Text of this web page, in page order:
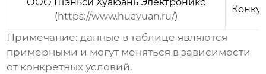
ООО Шэньси Хуаюань Электроникс
(https://www.huayuan.ru/)
Примечание: данные в таблице являются
примерными и могут меняться в зависимости
от конкретных условий.